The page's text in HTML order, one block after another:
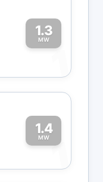
1.3
MW
1
1.4
MW1